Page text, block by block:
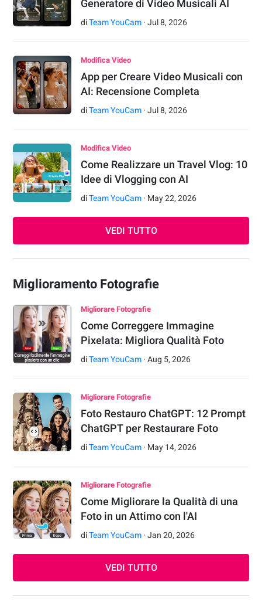
Generatore di Video Musicali AI
diTeam YouCam ·Jul 8,2026
Modifica Video
App per Creare Video Musicali con
AI: Recensione Completa
diTeam YouCam ·Jul 8,2026
Modifica Video
Come Realizzare un Travel Vlog: 10
Idee di Vlogging con AI
diTeam YouCam · May 22,2026
VEDI TUTTO
Miglioramento Fotografie
Migliorare Fotografie
Come Correggere Immagine
Pixelata: Migliora Qualità Foto
diTeam YouCam ·Aug 5,2026
Migliorare Fotografie
Foto Restauro ChatGPT: 12 Prompt
ChatGPT per Restaurare Foto
diTeam YouCam · May 14,2026
Migliorare Fotografie
Come Migliorare la Qualità di una
Foto in un Attimo con l'AI
diTeam YouCam ·Jan 20,2026
VEDI TUTTO